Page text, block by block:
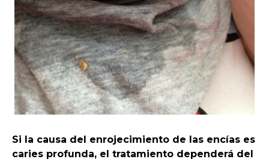
Si la causa del enrojecimiento de las encías es
caries profunda, el tratamiento dependerá del